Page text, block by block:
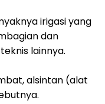
irigasi yang
dan
lainnya.
alsintan (alat